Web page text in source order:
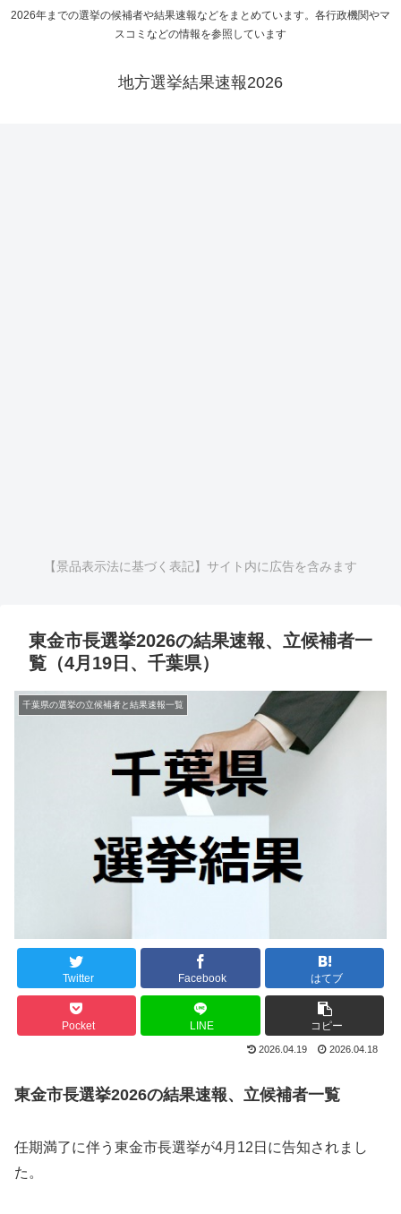
2026年までの選挙の候補者や結果速報などをまとめています。各行政機関やマ
スコミなどの情報を参照しています
地方選挙結果速報2026
【景品表示法に基づく表記】サイト内に広告を含みます
東金市長選挙2026の結果速報、立候補者一
覧（4月19日、千葉県）
千葉県の選挙の立候補者と結果速報一覧
Twitter Facebook はてブ
Pocket LINE コピー
2026.04.19 2026.04.18
東金市長選挙2026の結果速報、立候補者一覧
任期満了に伴う東金市長選挙が4月12日に告知されまし
た。